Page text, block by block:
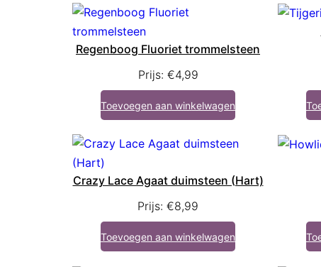
Regenboog Fluoriet trommelsteen
Prijs: €4,99
Toevoegen aan winkelwagen
Crazy Lace Agaat duimsteen (Hart)
Prijs: €8,99
Toevoegen aan winkelwagen